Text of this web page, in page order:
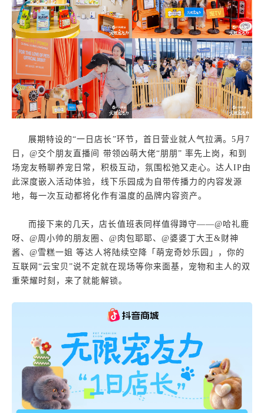
展期特设的“一日店长”环节，首日营业就人气拉满。5月7
日，@交个朋友直播间 带领凶萌大佬“朋朋” 率先上岗，和到
场宠友畅聊养宠日常，积极互动，氛围松弛又走心。达人IP由
此深度嵌入活动体验，线下乐园成为自带传播力的内容发源
地，每一次互动都将化作有温度的品牌内容资产。
而接下来的几天，店长值班表同样值得蹲守——@哈礼鹿
呀、@周小帅的朋友圈、@肉包耶耶、@婆婆丁大王&财神
酱、@雪糕一姐 等达人将陆续空降「萌宠奇妙乐园」，你的
互联网“云宝贝”说不定就在现场等你来面基，宠物和主人的双
重荣耀时刻，来了就能解锁。